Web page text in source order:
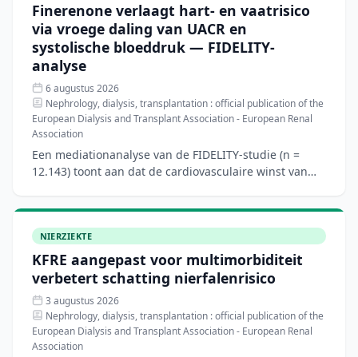
Finerenone verlaagt hart- en vaatrisico
via vroege daling van UACR en
systolische bloeddruk — FIDELITY-
analyse
6 augustus 2026
Nephrology, dialysis, transplantation : official publication of the
European Dialysis and Transplant Association - European Renal
Association
Een mediationanalyse van de FIDELITY-studie (n =
12.143) toont aan dat de cardiovasculaire winst van
chronische
NIERZIEKTE
KFRE aangepast voor multimorbiditeit
verbetert schatting nierfalenrisico
3 augustus 2026
Nephrology, dialysis, transplantation : official publication of the
European Dialysis and Transplant Association - European Renal
Association